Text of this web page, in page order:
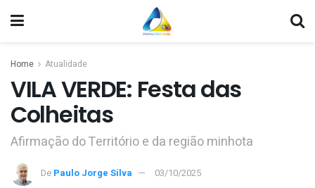
Home Atualidade
VILA VERDE: Festa das
Colheitas
Afirmação do Território e da região minhota
De Paulo Jorge Silva 03/10/2025